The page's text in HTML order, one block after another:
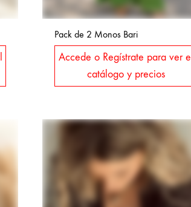
Pack de 2 Monos Bari
Accede o Regístrate para ver el
catálogo y precios